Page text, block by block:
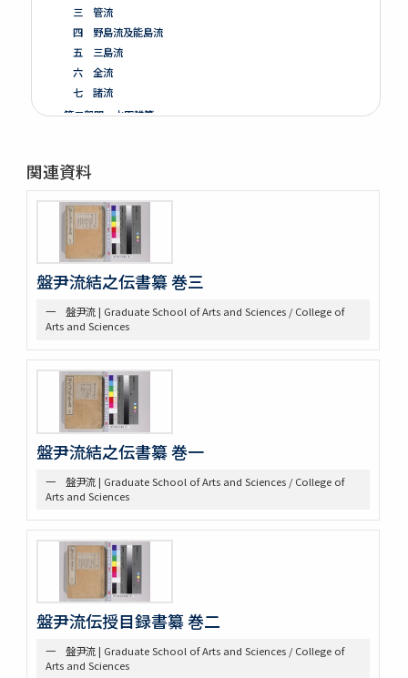
三 管流
四 野島流及能島流
五 三島流
六 全流
七 諸流
第二部門 水軍雑纂
二 造船
三 洋式船
第四部門 外交・海防
一 外交
二 海防
三 漂流
第五部門 史書雑纂
一 軍記
二 史書
第六部門 地誌
第七部門 絵画・図巻
一 秘伝書
二 図面
小船
軍船
河船
三 絵図
第八部門 雑
二 陸戦
三 陰陽道等
参考資料
二 駒場図書館蔵書
関連資料
盤尹流結之伝書纂 巻三
一 盤尹流 | Graduate School of Arts and Sciences / College of
Arts and Sciences
盤尹流結之伝書纂 巻一
一 盤尹流 | Graduate School of Arts and Sciences / College of
Arts and Sciences
盤尹流伝授目録書纂 巻二
一 盤尹流 | Graduate School of Arts and Sciences / College of
Arts and Sciences